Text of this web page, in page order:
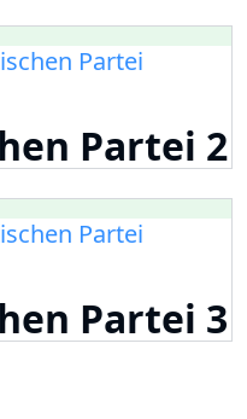
Partei
Partei 2
Partei
Partei 3